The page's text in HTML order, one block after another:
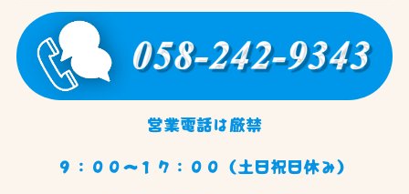
営業電話は厳禁
９：００〜１７：００（土日祝日休み）